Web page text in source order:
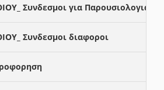
Συνδεσμοι για Παρουσιολογια
Συνδεσμοι διαφοροι